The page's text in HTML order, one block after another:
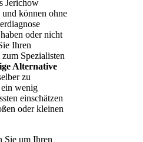
Jerichow
können ohne
oder nicht
Ihren
Spezialisten
Alternative
zu
ein wenig
einschätzen
oder kleinen
Sie um Ihren